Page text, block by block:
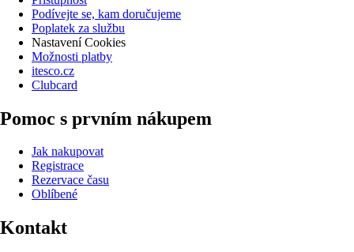
Podívejte se, kam doručujeme
Poplatek za službu
Nastavení Cookies
Možnosti platby
itesco.cz
Clubcard
Pomoc s prvním nákupem
Jak nakupovat
Registrace
Rezervace času
Oblíbené
Kontakt